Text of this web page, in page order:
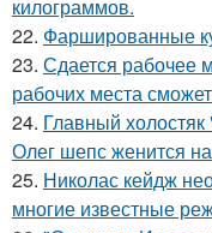
килограммов.
22. Фаршированные
23. Сдается рабочее
рабочих места
24. Главный
Олег шепс женится
25. Николас кейдж
многие известные